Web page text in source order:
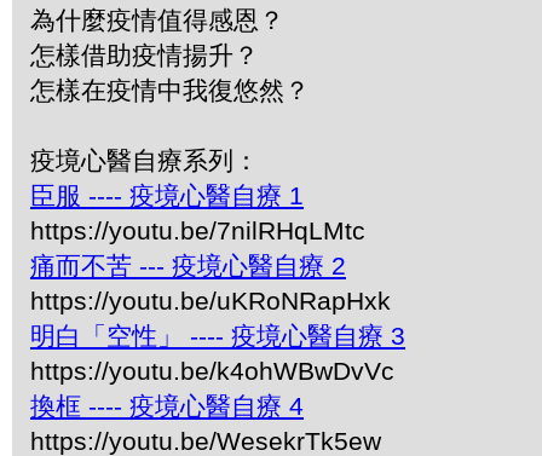
為什麼疫情值得感恩？
怎樣借助疫情揚升？
怎樣在疫情中我復悠然？
疫境心醫自療系列：
臣服 ---- 疫境心醫自療 1
https://youtu.be/7nilRHqLMtc
痛而不苦 --- 疫境心醫自療 2
https://youtu.be/uKRoNRapHxk
明白「空性」 ---- 疫境心醫自療 3
https://youtu.be/k4ohWBwDvVc
換框 ---- 疫境心醫自療 4
https://youtu.be/WesekrTk5ew